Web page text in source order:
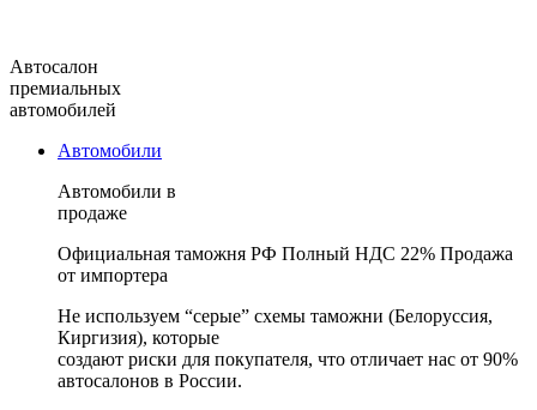
Автосалон
премиальных
автомобилей
Автомобили
Автомобили в
продаже
Официальная таможня РФ Полный НДС 22% Продажа
от импортера
Не используем “серые” схемы таможни (Белоруссия,
Киргизия), которые
создают риски для покупателя, что отличает нас от 90%
автосалонов в России.